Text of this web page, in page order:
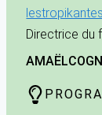
Directrice du
AMAËL